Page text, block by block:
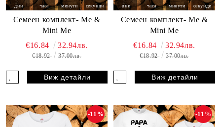
дни часа минути секунди
Семеен комплект- Me &
Mini Me
€16.84
32.94лв.
€18.92 37.00лв.
Виж детайли
дни часа минути секунди
Семеен комплект- Me &
Mini Me
€16.84
32.94лв.
€18.92 37.00лв.
Виж детайли
-11% -11%